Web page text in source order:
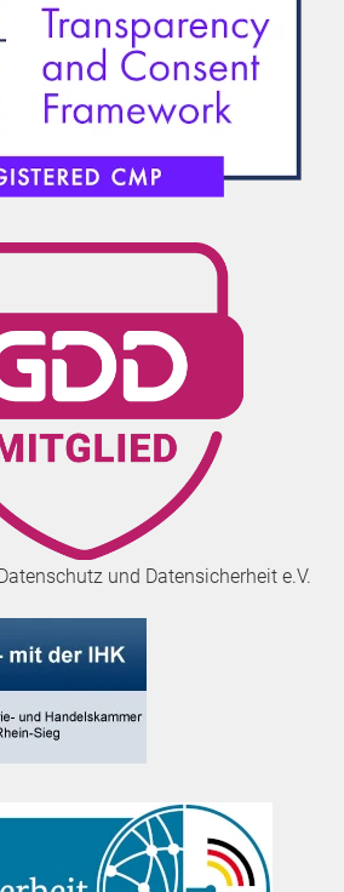
und Datensicherheit e.V.